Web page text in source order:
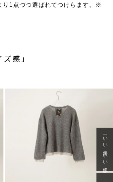
り1点づつ選ばれてつけらます。※
ズ感」
「いい年齢 いい洋服」